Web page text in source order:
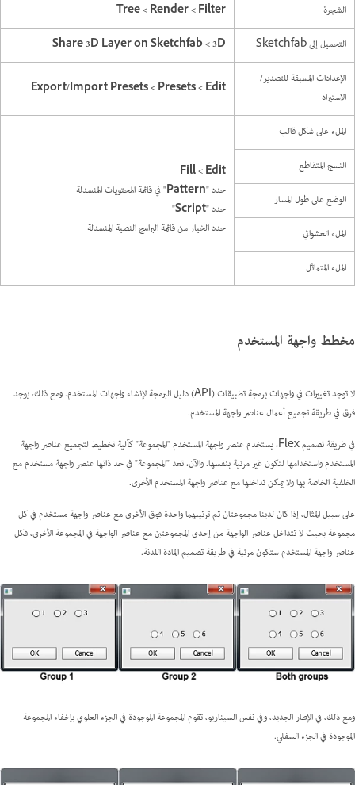
الشجرة
التحميل إلى Sketchfab‏
‎‎3D >‏ Share 3D Layer on Sketchfab
الإعدادات المسبقة للتصدير/
الاستيراد
الملء على شكل قالب
حدد "Pattern" في قائمة المحتويات المنسدلة
حدد "Script
"
حدد الخيار من قائمة البرامج النصية المنسدلة
النسج المتقاطع
الوضع على طول المسار
الملء العشوائي
الملء المتماثل
مخطط واجهة المستخدم
لا توجد تغييرات في واجهات برمجة تطبيقات (API) دليل البرمجة لإنشاء واجهات المستخدم. ومع ذلك، يوجد
فرق في طريقة تجميع أعمال عناصر واجهة المستخدم.
في طريقة تصميم Flex، يستخدم عنصر واجهة المستخدم "المجموعة" كآلية تخطيط لتجميع عناصر واجهة
المستخدم واستخدامها لتكون غير مرئية بنفسها. والآن، تعد "المجموعة" في حد ذاتها عنصر واجهة مستخدم مع
الخلفية الخاصة بها ولا يمكن تداخلها مع عناصر واجهة المستخدم الأخرى.
على سبيل المثال، إذا كان لدينا مجموعتان تم ترتيبهما واحدة فوق الأخرى مع عناصر واجهة مستخدم في كل
مجموعة بحيث لا تتداخل عناصر الواجهة من إحدى المجموعتين مع عناصر الواجهة في المجموعة الأخرى، فكل
عناصر واجهة المستخدم ستكون مرئية في طريقة تصميم المادة اللدنة.
ومع ذلك، في الإطار الجديد، وفي نفس السيناريو، تقوم المجموعة الموجودة في الجزء العلوي بإخفاء المجموعة
الموجودة في الجزء السفلي.